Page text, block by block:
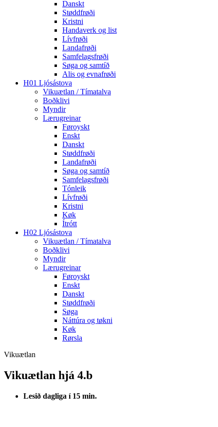
Danskt
Støddfrøði
Kristni
Handaverk og list
Lívfrøði
Landafrøði
Samfelagsfrøði
Søga og samtíð
Alis og evnafrøði
H01 Ljósástova
Vikuætlan / Tímatalva
Boðklivi
Myndir
Lærugreinar
Føroyskt
Enskt
Danskt
Støddfrøði
Landafrøði
Søga og samtíð
Samfelagsfrøði
Tónleik
Lívfrøði
Kristni
Køk
Ítrótt
H02 Ljósástova
Vikuætlan / Tímatalva
Boðklivi
Myndir
Lærugreinar
Føroyskt
Enskt
Danskt
Støddfrøði
Søga
Náttúra og tøkni
Køk
Rørsla
Vikuætlan
Vikuætlan hjá 4.b
Lesið dagliga í 15 min.